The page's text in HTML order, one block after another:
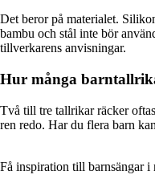
Det beror på materialet.
bambu och stål inte bör
tillverkarens anvisningar.
Hur många
Två till tre tallrikar räcker
ren redo. Har du flera barn
Få inspiration till barnsängar i